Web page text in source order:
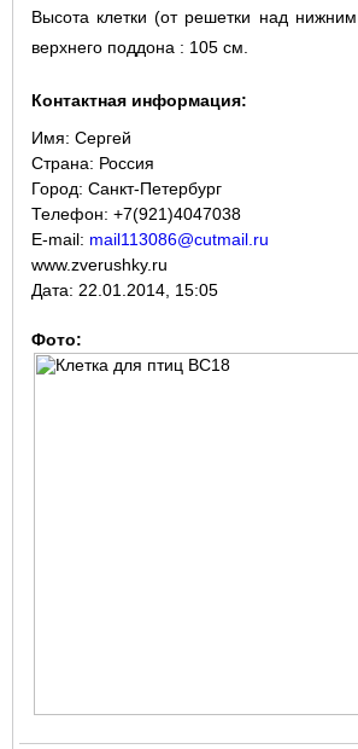
Высота клетки (от решетки над
верхнего поддона : 105 см.
Контактная информация:
Имя: Сергей
Страна: Россия
Город: Санкт-Петербург
Телефон: +7(921)4047038
E-mail: mail113086@cutmail.ru
www.zverushky.ru
Дата: 22.01.2014, 15:05
Фото: